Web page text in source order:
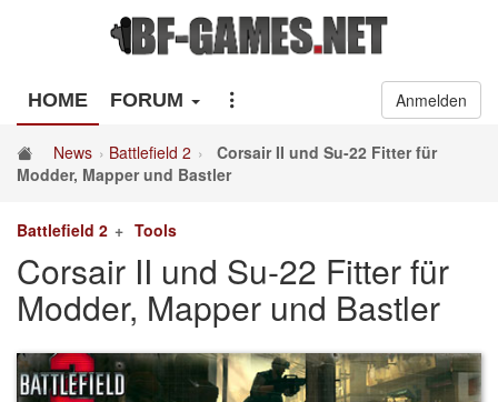
HOME FORUM Anmelden
News Battlefield 2
Corsair II und Su-22 Fitter für
Modder, Mapper und Bastler
Battlefield 2 Tools
Corsair II und Su-22 Fitter für
Modder, Mapper und Bastler